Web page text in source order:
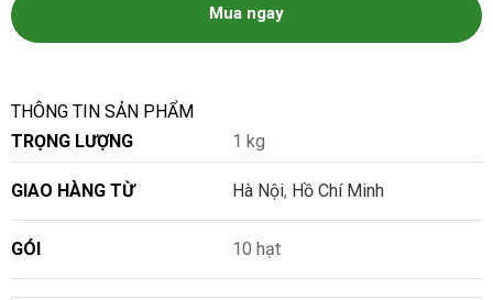
Mua ngay
THÔNG TIN SẢN PHẨM
TRỌNG LƯỢNG
1 kg
GIAO HÀNG TỪ Hà Nội, Hồ Chí Minh
GÓI 10 hạt